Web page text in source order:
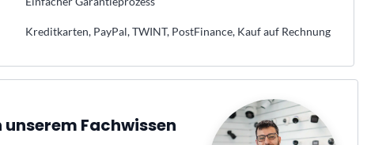
Kreditkarten, PayPal, TWINT, PostFinance, Kauf auf Rechnung
Fachwissen